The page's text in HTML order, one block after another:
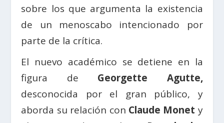
sobre los que argumenta la existencia
de un menoscabo intencionado por
parte de la crítica.
El nuevo académico se detiene en la
figura de Georgette
Agutte,
desconocida por el gran público, y
aborda su relación con Claude Monet y